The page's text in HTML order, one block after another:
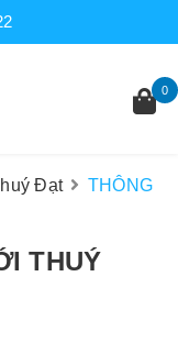
0
Đạt
THÔNG
THUÝ